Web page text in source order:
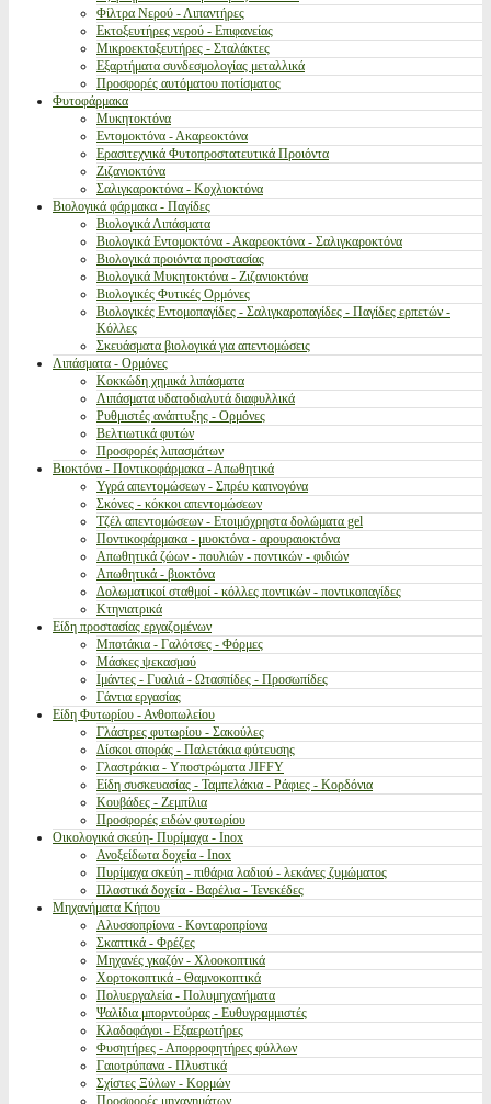
Φίλτρα Νερού - Λιπαντήρες
Εκτοξευτήρες νερού - Επιφανείας
Μικροεκτοξευτήρες - Σταλάκτες
Εξαρτήματα συνδεσμολογίας μεταλλικά
Προσφορές αυτόματου ποτίσματος
Φυτοφάρμακα
Μυκητοκτόνα
Εντομοκτόνα - Ακαρεοκτόνα
Ερασιτεχνικά Φυτοπροστατευτικά Προιόντα
Ζιζανιοκτόνα
Σαλιγκαροκτόνα - Κοχλιοκτόνα
Βιολογικά φάρμακα - Παγίδες
Βιολογικά Λιπάσματα
Βιολογικά Εντομοκτόνα - Ακαρεοκτόνα - Σαλιγκαροκτόνα
Βιολογικά προιόντα προστασίας
Βιολογικά Μυκητοκτόνα - Ζιζανιοκτόνα
Βιολογικές Φυτικές Ορμόνες
Βιολογικές Εντομοπαγίδες - Σαλιγκαροπαγίδες - Παγίδες ερπετών -
Κόλλες
Σκευάσματα βιολογικά για απεντομώσεις
Λιπάσματα - Ορμόνες
Κοκκώδη χημικά λιπάσματα
Λιπάσματα υδατοδιαλυτά διαφυλλικά
Ρυθμιστές ανάπτυξης - Ορμόνες
Βελτιωτικά φυτών
Προσφορές λιπασμάτων
Βιοκτόνα - Ποντικοφάρμακα - Απωθητικά
Υγρά απεντομώσεων - Σπρέυ καπνογόνα
Σκόνες - κόκκοι απεντομώσεων
Τζέλ απεντομώσεων - Ετοιμόχρηστα δολώματα gel
Ποντικοφάρμακα - μυοκτόνα - αρουραιοκτόνα
Απωθητικά ζώων - πουλιών - ποντικών - φιδιών
Απωθητικά - βιοκτόνα
Δολωματικοί σταθμοί - κόλλες ποντικών - ποντικοπαγίδες
Κτηνιατρικά
Είδη προστασίας εργαζομένων
Μποτάκια - Γαλότσες - Φόρμες
Μάσκες ψεκασμού
Ιμάντες - Γυαλιά - Ωτασπίδες - Προσωπίδες
Γάντια εργασίας
Είδη Φυτωρίου - Ανθοπωλείου
Γλάστρες φυτωρίου - Σακούλες
Δίσκοι σποράς - Παλετάκια φύτευσης
Γλαστράκια - Υποστρώματα JIFFY
Είδη συσκευασίας - Ταμπελάκια - Ράφιες - Κορδόνια
Κουβάδες - Ζεμπίλια
Προσφορές ειδών φυτωρίου
Οικολογικά σκεύη- Πυρίμαχα - Inox
Ανοξείδωτα δοχεία - Inox
Πυρίμαχα σκεύη - πιθάρια λαδιού - λεκάνες ζυμώματος
Πλαστικά δοχεία - Βαρέλια - Τενεκέδες
Μηχανήματα Κήπου
Αλυσσοπρίονα - Κονταροπρίονα
Σκαπτικά - Φρέζες
Μηχανές γκαζόν - Χλοοκοπτικά
Χορτοκοπτικά - Θαμνοκοπτικά
Πολυεργαλεία - Πολυμηχανήματα
Ψαλίδια μπορντούρας - Ευθυγραμμιστές
Κλαδοφάγοι - Εξαερωτήρες
Φυσητήρες - Απορροφητήρες φύλλων
Γαιοτρύπανα - Πλυστικά
Σχίστες Ξύλων - Κορμών
Προσφορές μηχανημάτων